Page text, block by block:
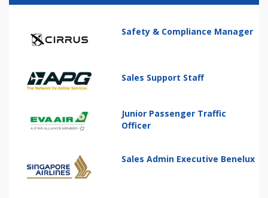
Safety & Compliance Manager
Sales Support Staff
Junior Passenger Traffic
Officer
Sales Admin Executive Benelux